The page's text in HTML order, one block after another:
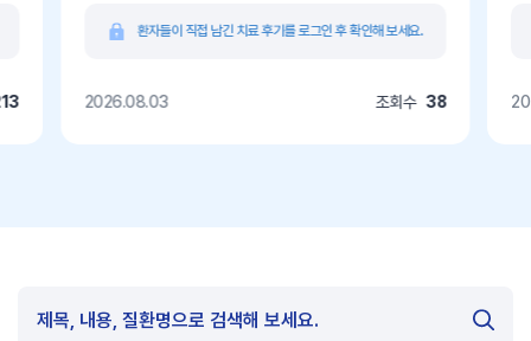
환자들이 직접 남긴 치료 후기를 로그인 후 확인해 보세요.
2026.08.03 조회수 38